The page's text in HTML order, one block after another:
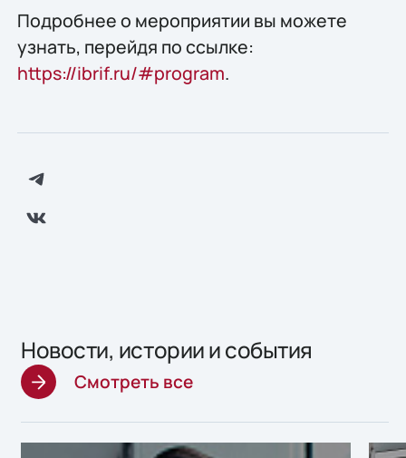
Подробнее о мероприятии вы можете
узнать, перейдя по ссылке:
https://ibrif.ru/#program.
Новости, истории и события
Смотреть все